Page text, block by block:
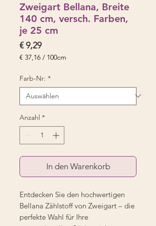
Zweigart Bellana, Breite
140 cm, versch. Farben,
je 25 cm
€ 9,29Preis
€ 37,16 / 100cm
pro
100
Zentimeter
Farb-Nr: *
Anzahl *
In den Warenkorb
Entdecken Sie den hochwertigen
Bellana Zählstoff von Zweigart – die
perfekte Wahl für Ihre